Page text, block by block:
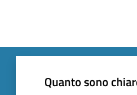
Quanto sono